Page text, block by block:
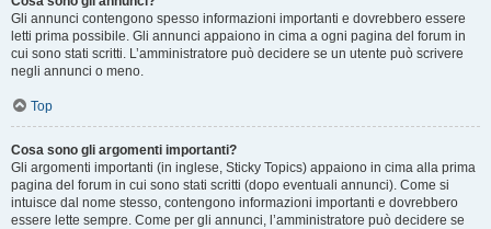
Gli annunci contengono spesso informazioni importanti e dovrebbero essere
letti prima possibile. Gli annunci appaiono in cima a ogni pagina del forum in
cui sono stati scritti. L’amministratore può decidere se un utente può scrivere
negli annunci o meno.
Top
Cosa sono gli argomenti importanti?
Gli argomenti importanti (in inglese, Sticky Topics) appaiono in cima alla prima
pagina del forum in cui sono stati scritti (dopo eventuali annunci). Come si
intuisce dal nome stesso, contengono informazioni importanti e dovrebbero
essere lette sempre. Come per gli annunci, l’amministratore può decidere se